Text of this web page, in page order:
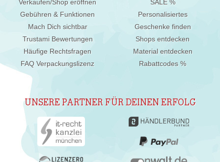
Verkaufen/Shop eröffnen
Gebühren & Funktionen
Mach Dich sichtbar
Trustami Bewertungen
Häufige Rechtsfragen
FAQ Verpackungslizenz
SALE %
Personalisiertes
Geschenke finden
Shops entdecken
Material entdecken
Rabattcodes %
UNSERE PARTNER FÜR DEINEN ERFOLG